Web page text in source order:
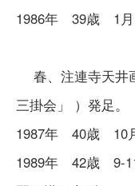
1986年 39歳 1月
春、注連寺天井
三掛会」 ）発足。
1987年 40歳 10
1989年 42歳 9-